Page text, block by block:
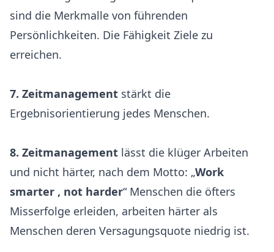
sind die Merkmalle von führenden
Persönlichkeiten. Die Fähigkeit Ziele zu
erreichen.
7. Zeitmanagement stärkt die
Ergebnisorientierung jedes Menschen.
8. Zeitmanagement lässt die klüger Arbeiten
und nicht härter, nach dem Motto: „Work
smarter , not harder“ Menschen die öfters
Misserfolge erleiden, arbeiten härter als
Menschen deren Versagungsquote niedrig ist.